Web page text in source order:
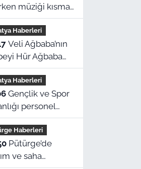
müziği kısmak
değil! Beynin
refleksiymiş
Haberleri
Veli Ağbaba’nın
Hür Ağbaba
Haberleri
Gençlik ve Spor
personel
Malatya
ve
detayları belli
Haberleri
Pütürge’de
ve saha